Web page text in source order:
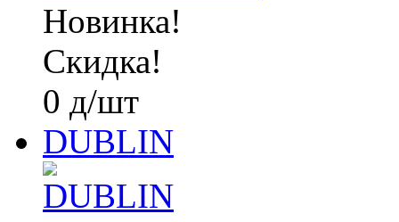
Новинка!
Скидка!
0 д/шт
DUBLIN